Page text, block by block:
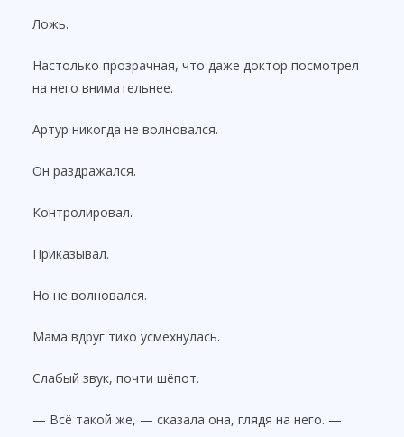
Ложь.
Настолько прозрачная, что даже доктор посмотрел
на него внимательнее.
Артур никогда не волновался.
Он раздражался.
Контролировал.
Приказывал.
Но не волновался.
Мама вдруг тихо усмехнулась.
Слабый звук, почти шёпот.
— Всё такой же, — сказала она, глядя на него. —